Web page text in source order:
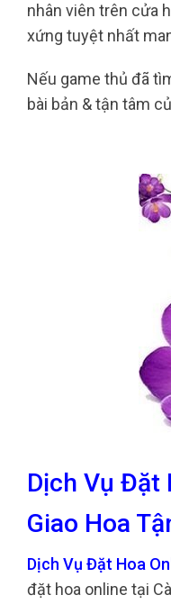
nhân viên trên cửa
xứng tuyệt nhất
Nếu game thủ đã
bài bản & tận tâm
Dịch Vụ Đặt
Giao Hoa
Dịch Vụ Đặt Hoa
đặt hoa online tại